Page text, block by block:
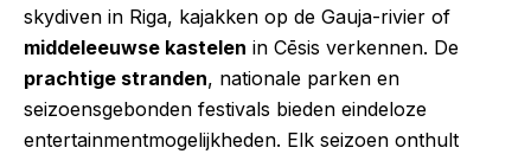
skydiven in Riga, kajakken op de Gauja-rivier of
middeleeuwse kastelen in Cēsis verkennen. De
prachtige stranden, nationale parken en
seizoensgebonden festivals bieden eindeloze
entertainmentmogelijkheden. Elk seizoen onthult